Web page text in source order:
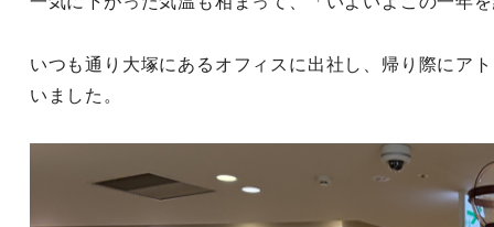
いつも通り大塚にあるオフィスに出社し、帰り際にア
いました。